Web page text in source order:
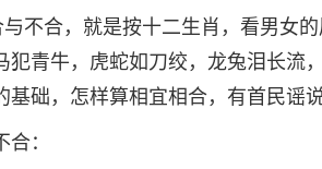
与不合，就是按十二生肖，看男女
青牛，虎蛇如刀绞，龙兔泪长流
基础，怎样算相宜相合，有首民谣
：